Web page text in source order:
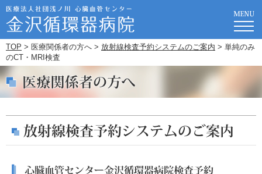
TOP > 医療関係者の方へ > 放射線検査予約システムのご案内 > 単純のみ
のCT・MRI検査